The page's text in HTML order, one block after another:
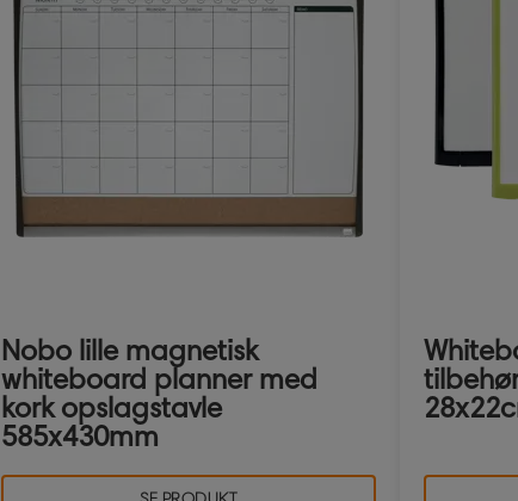
Nobo lille magnetisk
whiteboard planner med
kork opslagstavle
585x430mm